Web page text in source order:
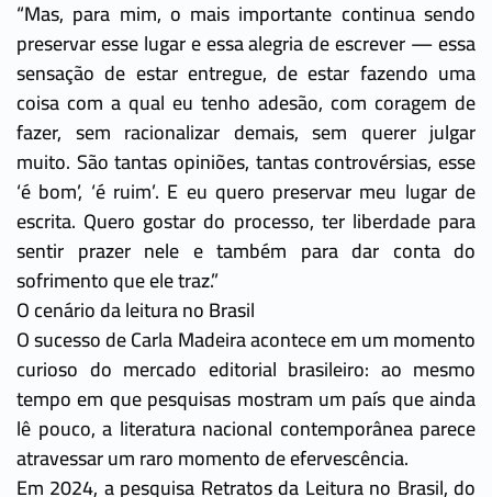
“Mas, para mim, o mais importante continua sendo
preservar esse lugar e essa alegria de escrever — essa
sensação de estar entregue, de estar fazendo uma
coisa com a qual eu tenho adesão, com coragem de
fazer, sem racionalizar demais, sem querer julgar
muito. São tantas opiniões, tantas controvérsias, esse
‘é bom’, ‘é ruim’. E eu quero preservar meu lugar de
escrita. Quero gostar do processo, ter liberdade para
sentir prazer nele e também para dar conta do
sofrimento que ele traz.”
O cenário da leitura no Brasil
O sucesso de Carla Madeira acontece em um momento
curioso do mercado editorial brasileiro: ao mesmo
tempo em que pesquisas mostram um país que ainda
lê pouco, a literatura nacional contemporânea parece
atravessar um raro momento de efervescência.
Em 2024, a pesquisa Retratos da Leitura no Brasil, do